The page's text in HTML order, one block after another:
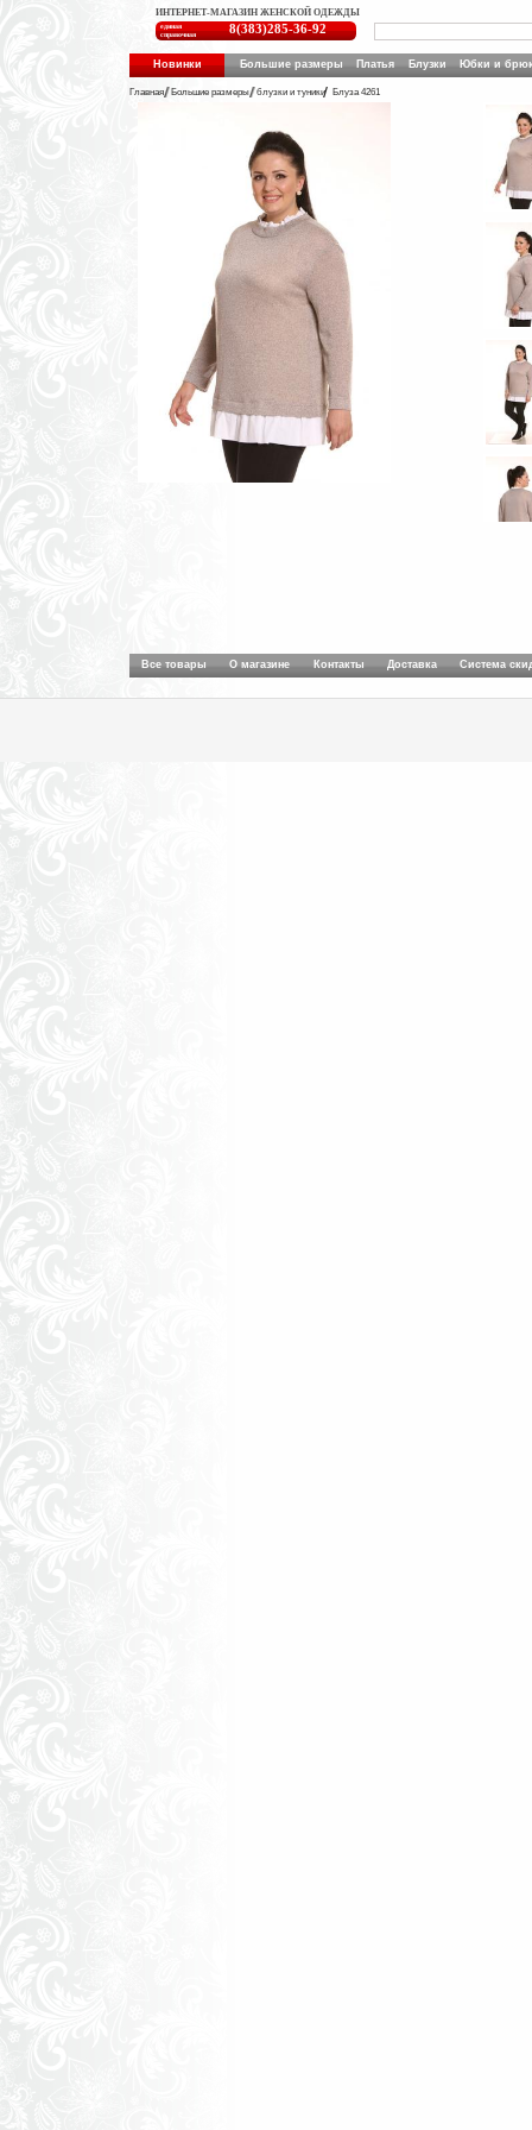
ИНТЕРНЕТ-МАГАЗИН ЖЕНСКОЙ ОДЕЖДЫ
единая
справочная
8(383)285-36-92
Новинки Большие размеры Платья Блузки Юбки и
Главная Большие размеры блузки и туники Блуза 4261
Все товары О магазине Контакты Доставка Система